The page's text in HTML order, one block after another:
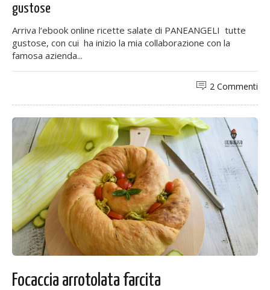
gustose
Arriva l‘ebook online ricette salate di PANEANGELI tutte
gustose, con cui ha inizio la mia collaborazione con la
famosa azienda...
2 Commenti
Focaccia arrotolata farcita